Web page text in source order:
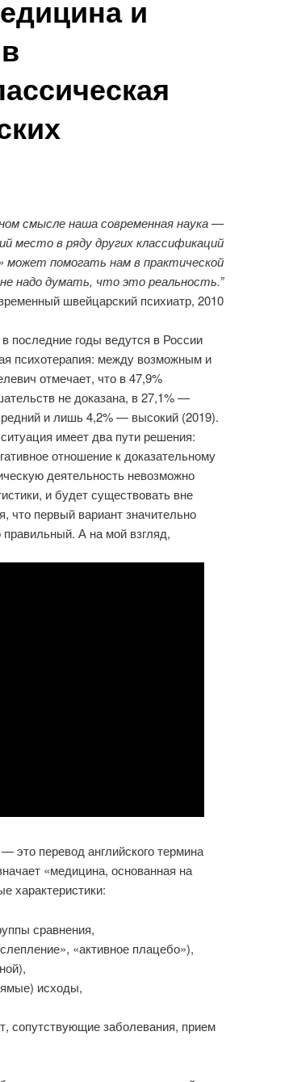
и
смысле наша современная наука —
место в ряду других классификаций
помогать нам в практической
надо думать, что это реальность.”
швейцарский психиатр, 2010
последние годы ведутся в России
психотерапия: между возможным и
отмечает, что в 47,9%
не доказана, в 27,1% —
и лишь 4,2% — высокий (2019).
имеет два пути решения:
отношение к доказательному
деятельность невозможно
и будет существовать вне
что первый вариант значительно
А на мой взгляд,
это перевод английского термина
«медицина, основанная на
характеристики:
сравнения,
«активное плацебо»),
исходы,
сопутствующие заболевания, прием